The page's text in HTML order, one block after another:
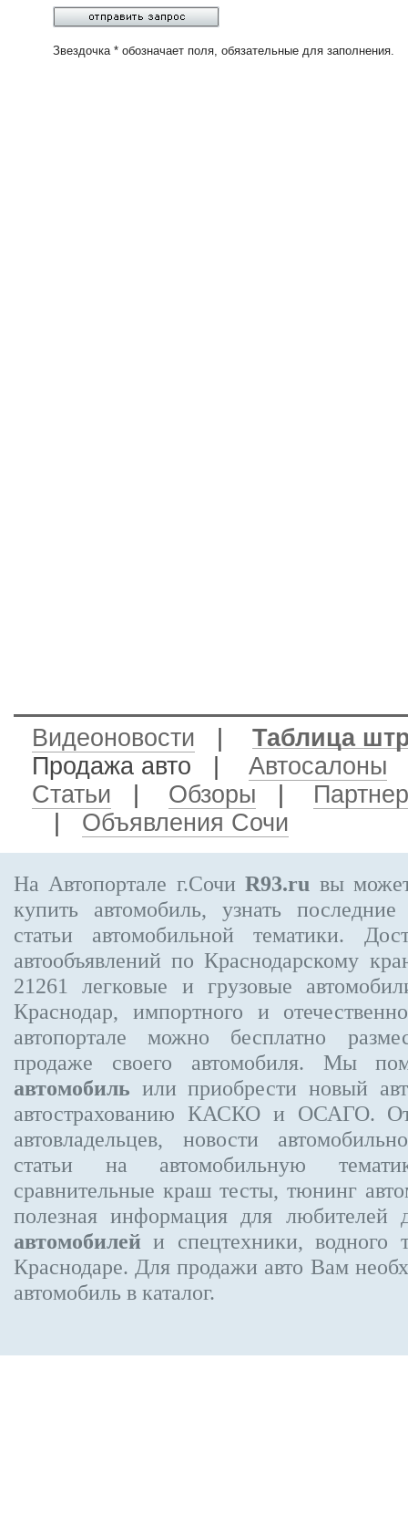
Звездочка * обозначает поля, обязательные для заполнения.
Видеоновости
Таблица
Продажа авто
Автосалоны
Статьи
Обзоры
Объявления Сочи
На Автопортале г.СочиR93.ru вы
купить автомобиль, узнать
статьи автомобильной тематики.
автообъявлений по Краснодарскому
21261
легковые и грузовые
Краснодар, импортного и
автопортале можно бесплатно
продаже своего автомобиля. Мы
автомобиль или приобрести новый
автострахованию КАСКО и ОСАГО.
автовладельцев, новости
статьи на автомобильную
сравнительные краш тесты, тюнинг
полезная информация для любителей
автомобилей и спецтехники, водного
Краснодаре. Для продажи авто Вам
автомобиль в каталог.